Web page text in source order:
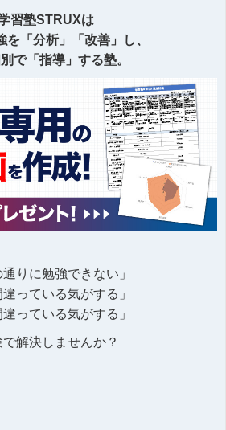
習塾STRUXは
を「分析」「改善」し、
で「指導」する塾。
りに勉強できない」
っている気がする」
っている気がする」
解決しませんか？